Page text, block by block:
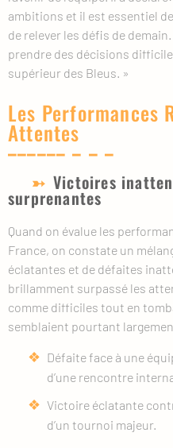
ambitions et il est essentiel
de relever les défis de
prendre des décisions
supérieur des Bleus. »
Les Performances
Attentes
Victoires
surprenantes
Quand on évalue les
France, on constate un
éclatantes et de défaites
brillamment surpassé les
comme difficiles tout en
semblaient pourtant
Défaite face à une
d’une rencontre
Victoire éclatante
d’un tournoi majeur.